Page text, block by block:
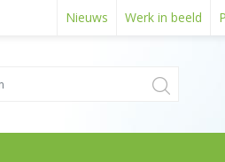
Nieuws Werk in beeld